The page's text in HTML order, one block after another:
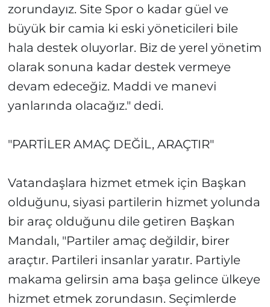
zorundayız. Site Spor o kadar güel ve
büyük bir camia ki eski yöneticileri bile
hala destek oluyorlar. Biz de yerel yönetim
olarak sonuna kadar destek vermeye
devam edeceğiz. Maddi ve manevi
yanlarında olacağız." dedi.
"PARTİLER AMAÇ DEĞİL, ARAÇTIR"
Vatandaşlara hizmet etmek için Başkan
olduğunu, siyasi partilerin hizmet yolunda
bir araç olduğunu dile getiren Başkan
Mandalı, "Partiler amaç değildir, birer
araçtır. Partileri insanlar yaratır. Partiyle
makama gelirsin ama başa gelince ülkeye
hizmet etmek zorundasın. Seçimlerde